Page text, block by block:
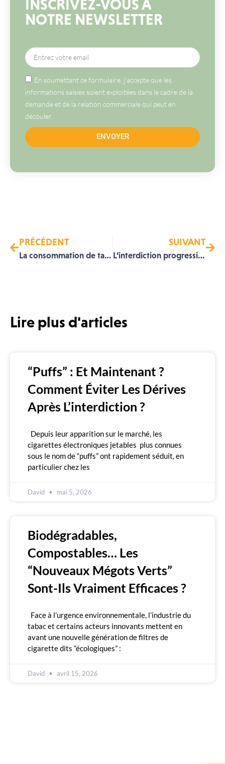
INSCRIVEZ-VOUS À
NOTRE NEWSLETTER
En soumettant ce formulaire, j'accepte que les
informations saisies soient exploitées dans le cadre de la
demande et de la relation commerciale qui peut en
découler.
ENVOYER
PRÉCÉDENT
La consommation de tabac : une révolution des espaces publics
SUIVANT
L’interdiction progressive des zones fumeurs : où en est-on ?
Lire plus d'articles
“Puffs” : Et Maintenant ?
Comment Éviter Les Dérives
Après L’interdiction ?
Depuis leur apparition sur le marché, les
cigarettes électroniques jetables plus connues
sous le nom de “puffs” ont rapidement séduit, en
particulier chez les
David mai 5, 2026
Biodégradables,
Compostables… Les
“nouveaux Mégots Verts”
Sont-Ils Vraiment Efficaces ?
Face à l’urgence environnementale, l’industrie du
tabac et certains acteurs innovants mettent en
avant une nouvelle génération de filtres de
cigarette dits “écologiques” :
David avril 15, 2026